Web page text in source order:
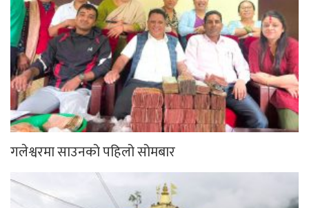
गलेश्वरमा साउनको पहिलो सोमबार